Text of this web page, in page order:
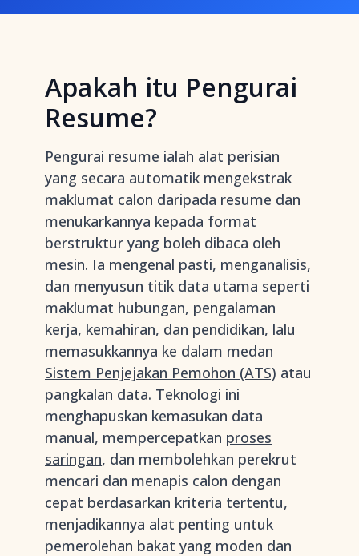
Apakah itu Pengurai
Resume?
Pengurai resume ialah alat perisian
yang secara automatik mengekstrak
maklumat calon daripada resume dan
menukarkannya kepada format
berstruktur yang boleh dibaca oleh
mesin. Ia mengenal pasti, menganalisis,
dan menyusun titik data utama seperti
maklumat hubungan, pengalaman
kerja, kemahiran, dan pendidikan, lalu
memasukkannya ke dalam medan
Sistem Penjejakan Pemohon (ATS) atau
pangkalan data. Teknologi ini
menghapuskan kemasukan data
manual, mempercepatkan proses
saringan, dan membolehkan perekrut
mencari dan menapis calon dengan
cepat berdasarkan kriteria tertentu,
menjadikannya alat penting untuk
pemerolehan bakat yang moden dan